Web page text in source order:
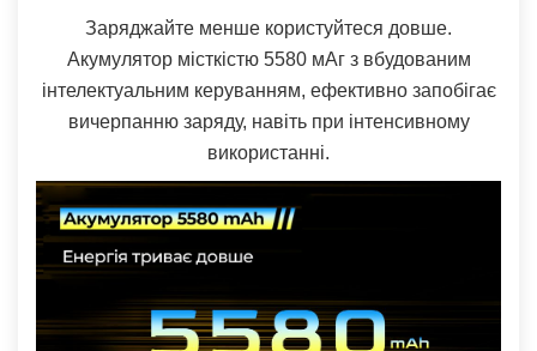
Заряджайте менше користуйтеся довше.
Акумулятор місткістю 5580 мАг з вбудованим
інтелектуальним керуванням, ефективно запобігає
вичерпанню заряду, навіть при інтенсивному
використанні.